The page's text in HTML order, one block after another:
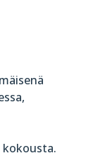
kokousta.